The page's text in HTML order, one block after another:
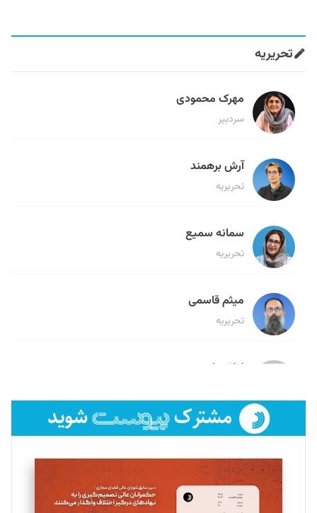
تحریریه
مهرک محمودی
سردبیر
آرش برهمند
تحریریه
سمانه سمیع
تحریریه
میثم قاسمی
تحریریه
لیلا حنارود
فائزه فتحی رستمی
تحریریه
سروش کرمیان